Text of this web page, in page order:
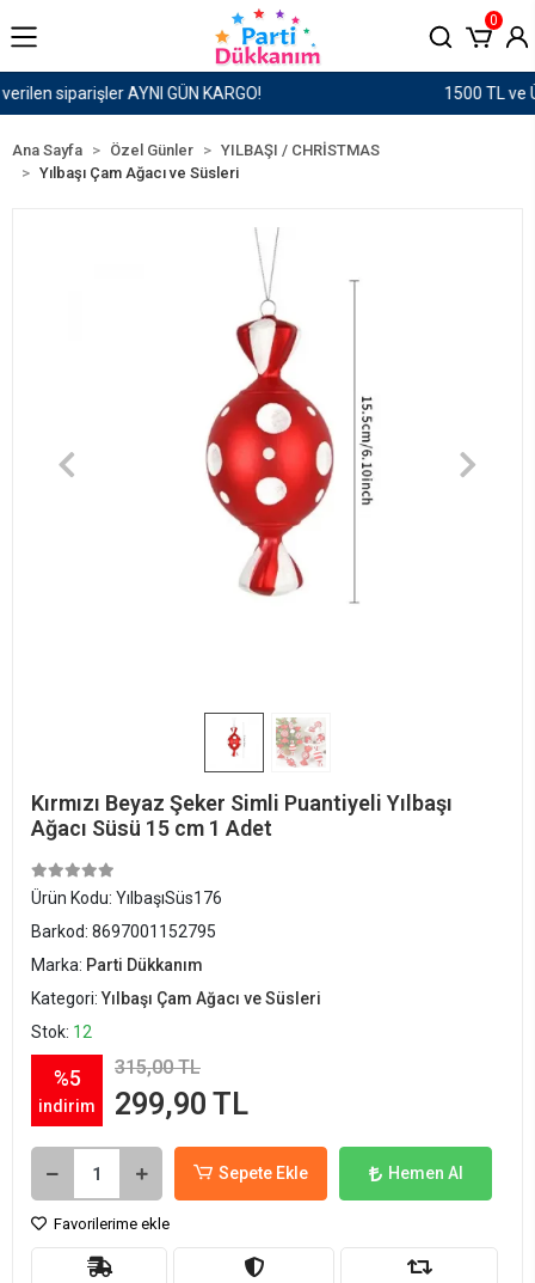
1500 TL ve Üzeri Kargo Ücretsiz!
0
Ana Sayfa Özel Günler
YILBAŞI / CHRİSTMAS
Yılbaşı Çam Ağacı ve Süsleri
Kırmızı Beyaz Şeker Simli Puantiyeli Yılbaşı
Ağacı Süsü 15 cm 1 Adet
Ürün Kodu: YılbaşıSüs176
Barkod: 8697001152795
Marka: Parti Dükkanım
Kategori:Yılbaşı Çam Ağacı ve Süsleri
Stok: 12
%5
indirim
315,00 TL
299,90 TL
Sepete Ekle Hemen Al
Favorilerime ekle